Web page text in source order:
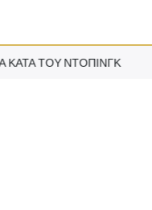
ΤΟΥ ΝΤΌΠΙΝΓΚ